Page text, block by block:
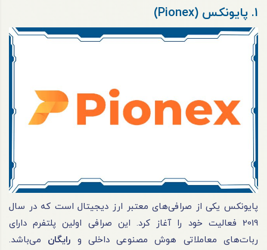
1. پایونکس (Pionex)
پایونکس یکی از صرافی‌های معتبر ارز دیجیتال است که در سال
2019 فعالیت خود را آغاز کرد. این صرافی اولین پلتفرم دارای
ربات‌های معاملاتی هوش مصنوعی داخلی و رایگان می‌باشد.